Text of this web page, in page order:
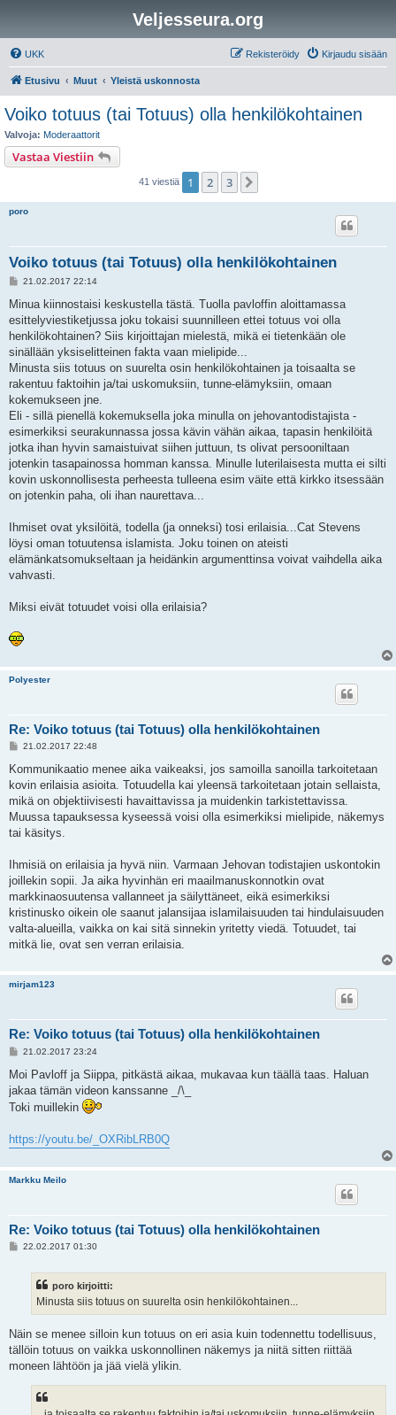
Veljesseura.org
UKK Kirjaudu sisään
Rekisteröidy
Etusivu Muut Yleistä uskonnosta
Voiko totuus (tai Totuus) olla henkilökohtainen
Valvoja: Moderaattorit
Vastaa Viestiin
41 viestiä 1 2 3
poro
Voiko totuus (tai Totuus) olla henkilökohtainen
V
e
t
i
21.02.2017 22:14
Minua kiinnostaisi keskustella tästä. Tuolla pavloffin aloittamassa
esittelyviestiketjussa joku tokaisi suunnilleen ettei totuus voi olla
henkilökohtainen? Siis kirjoittajan mielestä, mikä ei tietenkään ole
sinällään yksiselitteinen fakta vaan mielipide...
Minusta siis totuus on suurelta osin henkilökohtainen ja toisaalta se
rakentuu faktoihin ja/tai uskomuksiin, tunne-elämyksiin, omaan
kokemukseen jne.
Eli - sillä pienellä kokemuksella joka minulla on jehovantodistajista -
esimerkiksi seurakunnassa jossa kävin vähän aikaa, tapasin henkilöitä
jotka ihan hyvin samaistuivat siihen juttuun, ts olivat persooniltaan
jotenkin tasapainossa homman kanssa. Minulle luterilaisesta mutta ei silti
kovin uskonnollisesta perheesta tulleena esim väite että kirkko itsessään
on jotenkin paha, oli ihan naurettava...
Ihmiset ovat yksilöitä, todella (ja onneksi) tosi erilaisia...Cat Stevens
löysi oman totuutensa islamista. Joku toinen on ateisti
elämänkatsomukseltaan ja heidänkin argumenttinsa voivat vaihdella aika
vahvasti.
Miksi eivät totuudet voisi olla erilaisia?
Polyester
Re: Voiko totuus (tai Totuus) olla henkilökohtainen
V
e
t
i
21.02.2017 22:48
Kommunikaatio menee aika vaikeaksi, jos samoilla sanoilla tarkoitetaan
kovin erilaisia asioita. Totuudella kai yleensä tarkoitetaan jotain sellaista,
mikä on objektiivisesti havaittavissa ja muidenkin tarkistettavissa.
Muussa tapauksessa kyseessä voisi olla esimerkiksi mielipide, näkemys
tai käsitys.
Ihmisiä on erilaisia ja hyvä niin. Varmaan Jehovan todistajien uskontokin
joillekin sopii. Ja aika hyvinhän eri maailmanuskonnotkin ovat
markkinaosuutensa vallanneet ja säilyttäneet, eikä esimerkiksi
kristinusko oikein ole saanut jalansijaa islamilaisuuden tai hindulaisuuden
valta-alueilla, vaikka on kai sitä sinnekin yritetty viedä. Totuudet, tai
mitkä lie, ovat sen verran erilaisia.
mirjam123
Re: Voiko totuus (tai Totuus) olla henkilökohtainen
V
e
t
i
21.02.2017 23:24
Moi Pavloff ja Siippa, pitkästä aikaa, mukavaa kun täällä taas. Haluan
jakaa tämän videon kanssanne _/\_
Toki muillekin
https://youtu.be/_OXRibLRB0Q
Markku Meilo
Re: Voiko totuus (tai Totuus) olla henkilökohtainen
V22.02.2017 01:30
poro kirjoitti:
Minusta siis totuus on suurelta osin henkilökohtainen...
Näin se menee silloin kun totuus on eri asia kuin todennettu todellisuus,
tällöin totuus on vaikka uskonnollinen näkemys ja niitä sitten riittää
moneen lähtöön ja jää vielä ylikin.